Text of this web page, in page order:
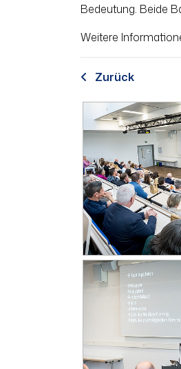
Bedeutung. Beide
Weitere
Zurück